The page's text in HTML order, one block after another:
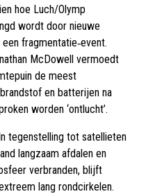
hoe Luch/Olymp
wordt door nieuwe
fragmentatie‑event.
McDowell vermoedt
de meest
en batterijen na
worden ‘ontlucht’.
tegenstelling tot satellieten
langzaam afdalen en
verbranden, blijft
lang rondcirkelen.